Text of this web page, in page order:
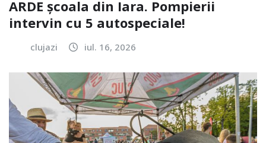
ARDE școala din Iara. Pompierii
intervin cu 5 autospeciale!
clujazi iul. 16, 2026